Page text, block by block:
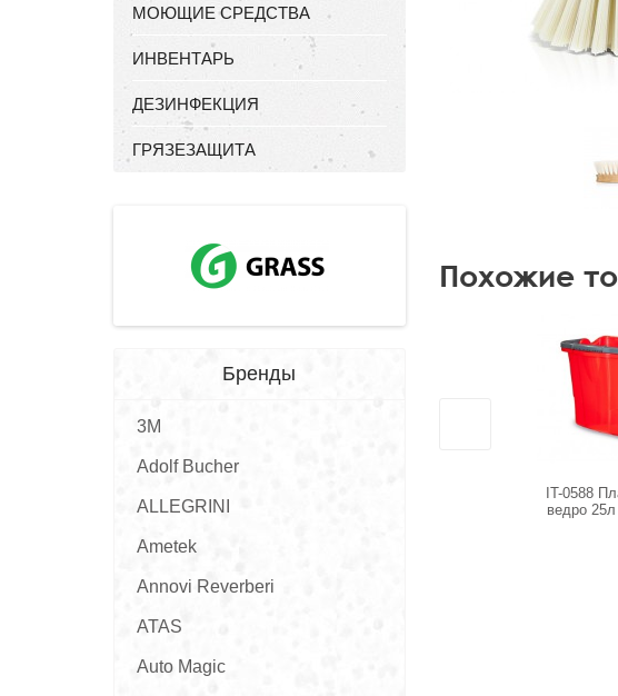
МОЮЩИЕ СРЕДСТВА
ИНВЕНТАРЬ
ДЕЗИНФЕКЦИЯ
ГРЯЗЕЗАЩИТА
Бренды
3M
Adolf Bucher
ALLEGRINI
Ametek
Annovi Reverberi
ATAS
Auto Magic
Похожие
IT-0588
ведро